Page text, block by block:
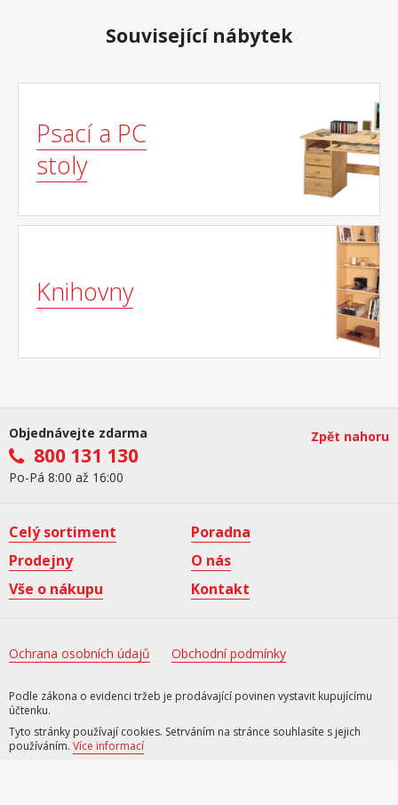
Související nábytek
Psací a PC
stoly
Knihovny
Objednávejte zdarma
800 131 130
Po-Pá 8:00 až 16:00
Zpět nahoru
Celý sortiment
Poradna
Prodejny
O nás
Vše o nákupu
Kontakt
Ochrana osobních údajů Obchodní podmínky
Podle zákona o evidenci tržeb je prodávající povinen vystavit kupujícímu
účtenku.
Tyto stránky používají cookies. Setrváním na stránce souhlasíte s jejich
používáním. Více informací